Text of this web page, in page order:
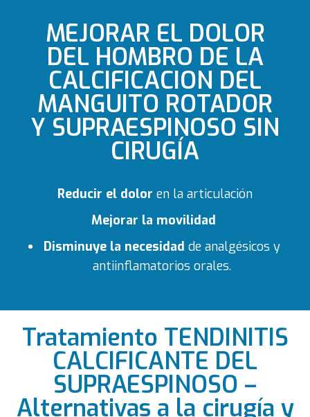
MEJORAR EL DOLOR
DEL HOMBRO DE LA
CALCIFICACION DEL
MANGUITO ROTADOR
Y SUPRAESPINOSO SIN
CIRUGÍA
Reducir el dolor en la articulación
Mejorar la movilidad
Disminuye la necesidad de analgésicos y
antiinflamatorios orales.
Tratamiento TENDINITIS
CALCIFICANTE DEL
SUPRAESPINOSO –
Alternativas a la cirugía y